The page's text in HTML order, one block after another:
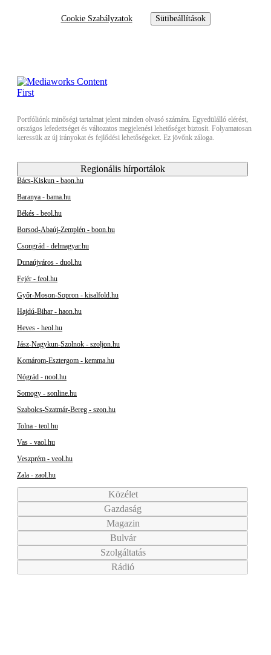
Cookie Szabályzatok Sütibeállítások
Portfóliónk minőségi tartalmat jelent minden olvasó számára. Egyedülálló elérést,
országos lefedettséget és változatos megjelenési lehetőséget biztosít. Folyamatosan
keressük az új irányokat és fejlődési lehetőségeket. Ez jövőnk záloga.
Regionális hírportálok
Bács-Kiskun - baon.hu
Baranya - bama.hu
Békés - beol.hu
Borsod-Abaúj-Zemplén - boon.hu
Csongrád - delmagyar.hu
Dunaújváros - duol.hu
Fejér - feol.hu
Győr-Moson-Sopron - kisalfold.hu
Hajdú-Bihar - haon.hu
Heves - heol.hu
Jász-Nagykun-Szolnok - szoljon.hu
Komárom-Esztergom - kemma.hu
Nógrád - nool.hu
Somogy - sonline.hu
Szabolcs-Szatmár-Bereg - szon.hu
Tolna - teol.hu
Vas - vaol.hu
Veszprém - veol.hu
Zala - zaol.hu
Közélet
Gazdaság
Magazin
Bulvár
Szolgáltatás
Rádió